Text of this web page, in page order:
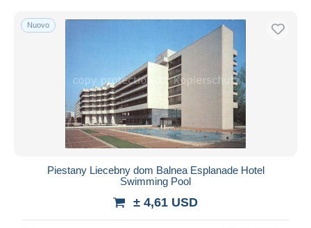
Nuovo
Piestany Liecebny dom Balnea Esplanade Hotel
Swimming Pool
± 4,61 USD